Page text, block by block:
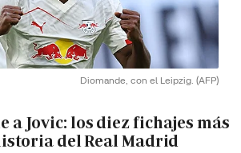
Diomande, con el Leipzig. (AFP)
a Jovic: los diez fichajes más
del Real Madrid